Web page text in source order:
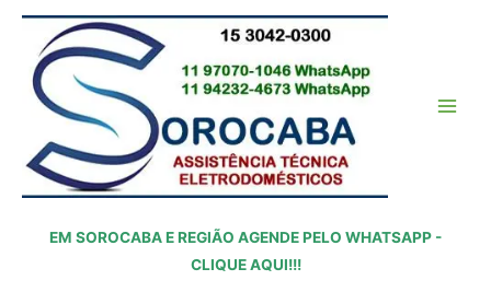
conteúdo
EM SOROCABA E REGIÃO AGENDE PELO WHATSAPP -
CLIQUE AQUI!!!